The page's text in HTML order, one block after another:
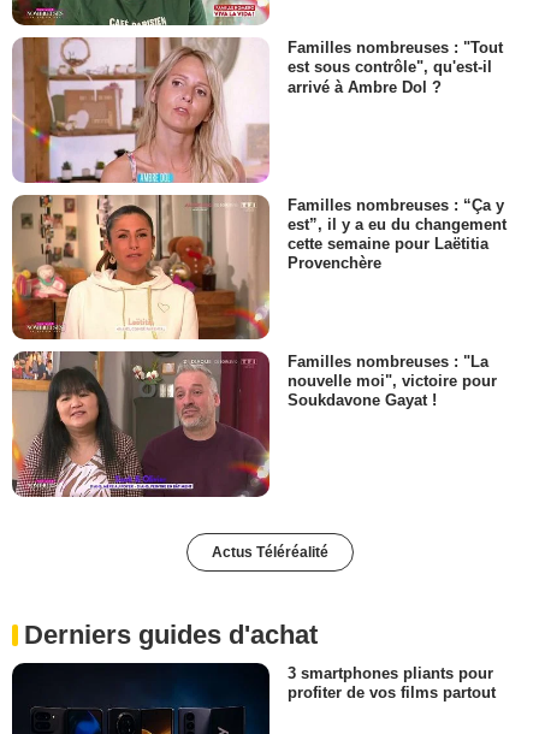
Familles nombreuses : "Tout
est sous contrôle", qu'est-il
arrivé à Ambre Dol ?
Familles nombreuses : “Ça y
est”, il y a eu du changement
cette semaine pour Laëtitia
Provenchère
Familles nombreuses : "La
nouvelle moi", victoire pour
Soukdavone Gayat !
Actus Téléréalité
Derniers guides d'achat
3 smartphones pliants pour
profiter de vos films partout